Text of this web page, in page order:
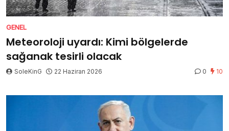
GENEL
Meteoroloji uyardı: Kimi bölgelerde
sağanak tesirli olacak
SoleKinG 22 Haziran 2026 0 10